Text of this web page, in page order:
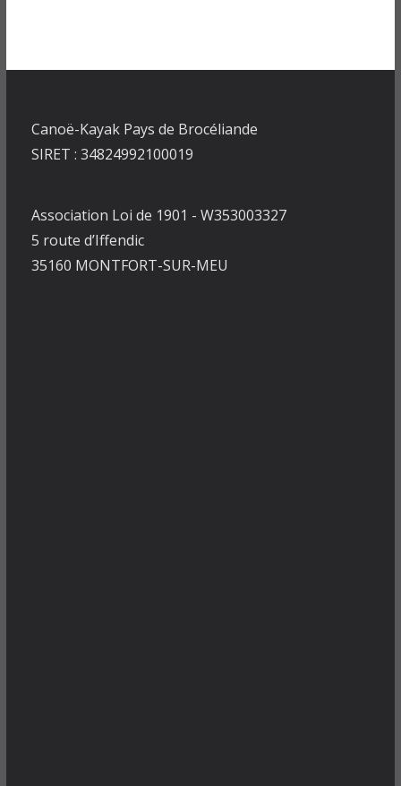
Canoë-Kayak Pays de Brocéliande
SIRET : 34824992100019
Association Loi de 1901 - W353003327
5 route d’Iffendic
35160 MONTFORT-SUR-MEU